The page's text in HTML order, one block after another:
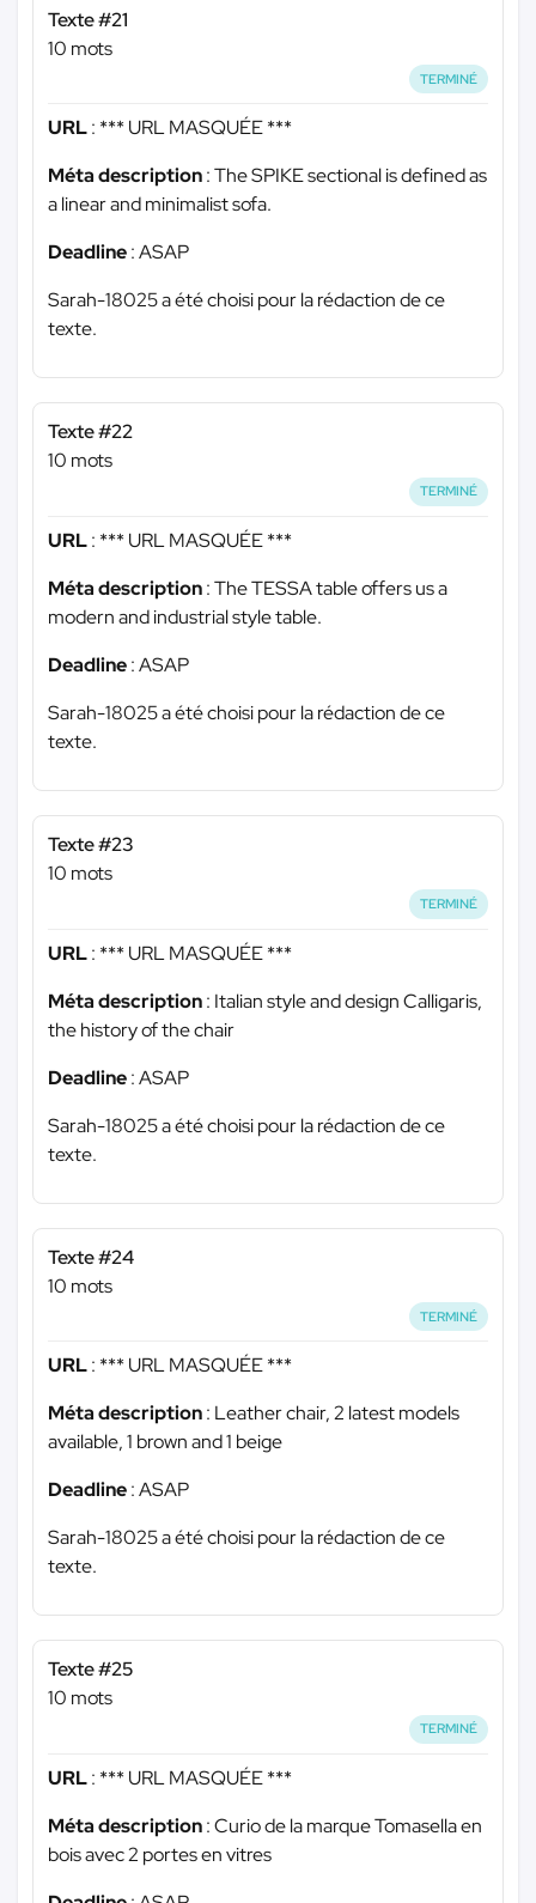
Texte #21
10 mots
TERMINÉ
URL: *** URL MASQUÉE ***
Méta description: The SPIKE sectional is defined as
a linear and minimalist sofa.
Deadline: ASAP
Sarah-18025 a été choisi pour la rédaction de ce
texte.
Texte #22
10 mots
TERMINÉ
URL: *** URL MASQUÉE ***
Méta description: The TESSA table offers us a
modern and industrial style table.
Deadline: ASAP
Sarah-18025 a été choisi pour la rédaction de ce
texte.
Texte #23
10 mots
TERMINÉ
URL: *** URL MASQUÉE ***
Méta description: Italian style and design Calligaris,
the history of the chair
Deadline: ASAP
Sarah-18025 a été choisi pour la rédaction de ce
texte.
Texte #24
10 mots
TERMINÉ
URL: *** URL MASQUÉE ***
Méta description: Leather chair, 2 latest models
available, 1 brown and 1 beige
Deadline: ASAP
Sarah-18025 a été choisi pour la rédaction de ce
texte.
Texte #25
10 mots
TERMINÉ
URL: *** URL MASQUÉE ***
Méta description: Curio de la marque Tomasella en
bois avec 2 portes en vitres